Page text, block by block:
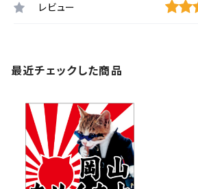
レビュー
最近チェックした商品